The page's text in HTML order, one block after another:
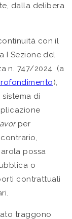
dalla delibera
con il
I Sezione del
n. 747/2024 (a
),
di
per
possa
o
contrattuali
traggono